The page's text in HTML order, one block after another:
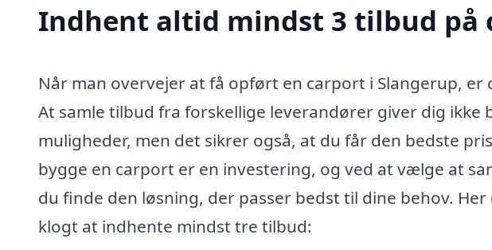
Indhent altid mindst 3 tilbud på
Når man overvejer at få opført en carport i Slangerup,
At samle tilbud fra forskellige leverandører giver dig ikke
muligheder, men det sikrer også, at du får den bedste
bygge en carport er en investering, og ved at vælge at
du finde den løsning, der passer bedst til dine behov.
klogt at indhente mindst tre tilbud: